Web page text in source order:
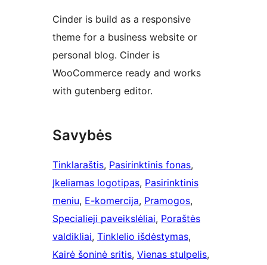
Cinder is build as a responsive
theme for a business website or
personal blog. Cinder is
WooCommerce ready and works
with gutenberg editor.
Savybės
Tinklaraštis, Pasirinktinis fonas
Įkeliamas logotipas, Pasirinktinis
meniu, E-komercija, Pramogos
Specialieji paveikslėliai, Poraštės
valdikliai, Tinklelio išdėstymas
Kairė šoninė sritis, Vienas stulpelis